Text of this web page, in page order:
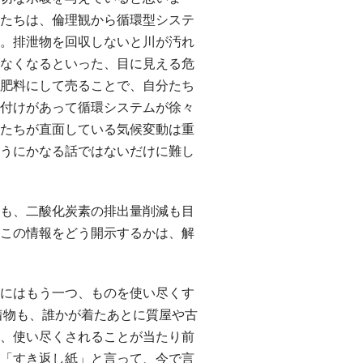
ちは、倫理観から循環型システ
排泄物を回収しないと川が汚れ
くなるといった、目に見える危
料にして売ることで、自分たち
けがあって循環システムが徐々
ちが直面している気候変動は重
にかなる話ではないだけに難し
、二酸化炭素の排出量削減も目
の情報をどう開示するかは、解
はもう一つ、ものを使い尽くす
も、誰かが着たあとに質屋や古
使い尽くされることが当たり前
すき返し紙」と言って、今で言